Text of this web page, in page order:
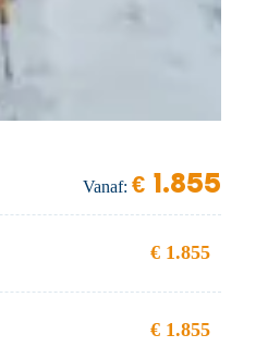
Vanaf:€ 1.855
€ 1.855
€ 1.855